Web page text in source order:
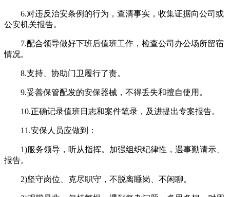
6.对违反治安条例的行为，查清事实，收集证据向公司或
公安机关报告。
7.配合领导做好下班后值班工作，检查公司办公场所留宿
情况。
8.支持、协助门卫履行了责。
9.妥善保管配发的安保器械，不得丢失和擅自使用。
10.正确记录值班日志和案件笔录，及进提出专案报告。
11.安保人员应做到：
1)服务领导，听从指挥。加强组织纪律性，遇事勤请示、
报告。
2)坚守岗位、克尽职守，不脱离睡岗、不闲聊。